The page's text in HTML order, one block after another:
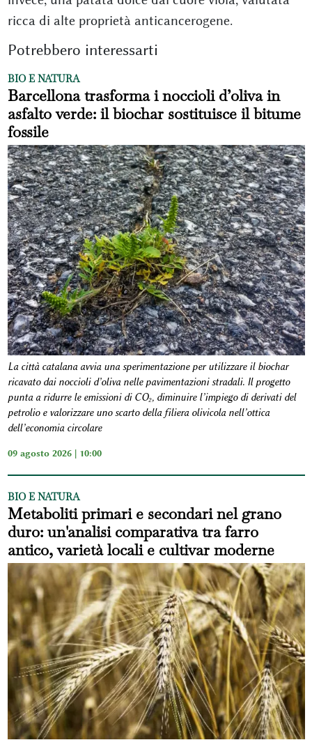
ricca di alte proprietà anticancerogene.
Potrebbero interessarti
BIO E NATURA
Barcellona trasforma i noccioli d’oliva in
asfalto verde: il biochar sostituisce il bitume
fossile
La città catalana avvia una sperimentazione per utilizzare il biochar
ricavato dai noccioli d’oliva nelle pavimentazioni stradali. Il progetto
punta a ridurre le emissioni di CO₂, diminuire l’impiego di derivati del
petrolio e valorizzare uno scarto della filiera olivicola nell’ottica
dell’economia circolare
09 agosto 2026 | 10:00
BIO E NATURA
Metaboliti primari e secondari nel grano
duro: un'analisi comparativa tra farro
antico, varietà locali e cultivar moderne